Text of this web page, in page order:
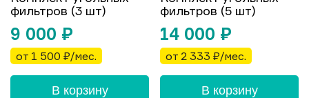
фильтров (3 шт)
9 000 ₽
от 1 500 ₽/мес.
В корзину
фильтров (5 шт)
14 000 ₽
от 2 333 ₽/мес.
В корзину